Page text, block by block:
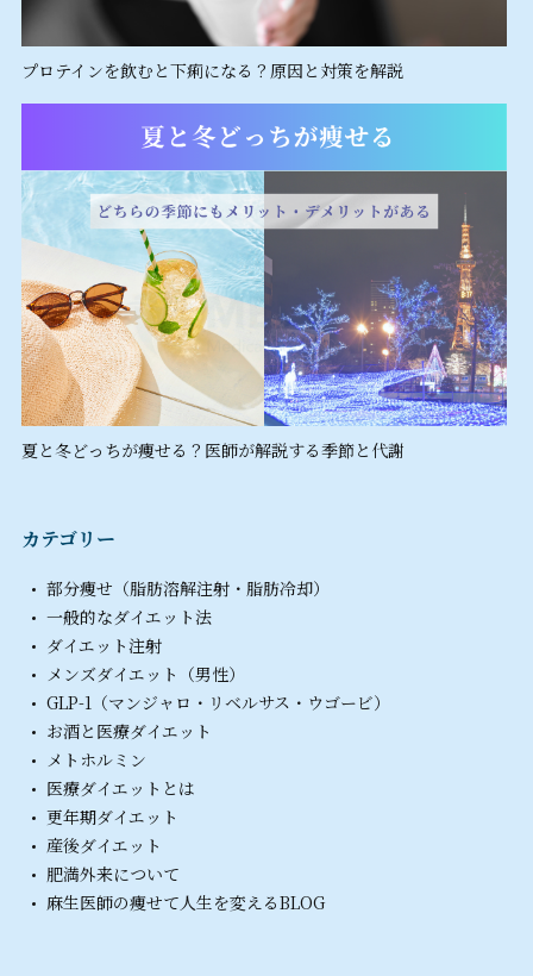
プロテインを飲むと下痢になる？原因と対策を解説
夏と冬どっちが痩せる？医師が解説する季節と代謝
カテゴリー
部分痩せ（脂肪溶解注射・脂肪冷却）
一般的なダイエット法
ダイエット注射
メンズダイエット（男性）
GLP-1（マンジャロ・リベルサス・ウゴービ）
お酒と医療ダイエット
メトホルミン
医療ダイエットとは
更年期ダイエット
産後ダイエット
肥満外来について
麻生医師の痩せて人生を変えるBLOG